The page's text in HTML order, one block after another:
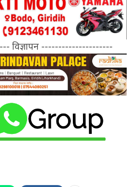
विज्ञापन ---------------------